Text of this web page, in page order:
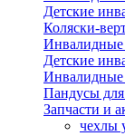
Детские
Коляски-
Инвалидные
Детские
Инвалидные
Пандусы
Запчасти и
чехлы